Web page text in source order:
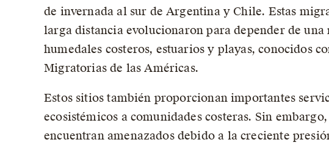
de invernada al sur de Argentina y Chile. Estas
larga distancia evolucionaron para depender de una
humedales costeros, estuarios y playas, conocidos
Migratorias de las Américas.
Estos sitios también proporcionan importantes
ecosistémicos a comunidades costeras. Sin embargo,
encuentran amenazados debido a la creciente